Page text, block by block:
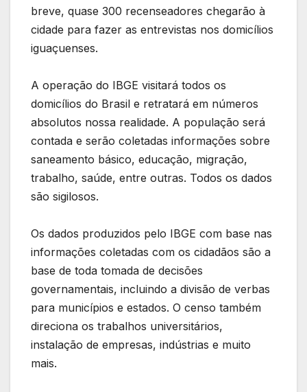
breve, quase 300 recenseadores chegarão à
cidade para fazer as entrevistas nos domicílios
iguaçuenses.
A operação do IBGE visitará todos os
domicílios do Brasil e retratará em números
absolutos nossa realidade. A população será
contada e serão coletadas informações sobre
saneamento básico, educação, migração,
trabalho, saúde, entre outras. Todos os dados
são sigilosos.
Os dados produzidos pelo IBGE com base nas
informações coletadas com os cidadãos são a
base de toda tomada de decisões
governamentais, incluindo a divisão de verbas
para municípios e estados. O censo também
direciona os trabalhos universitários,
instalação de empresas, indústrias e muito
mais.